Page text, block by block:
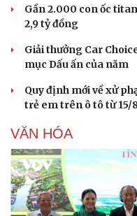
Gần 2.000 con ốc
2,9 tỷ đồng
Giải thưởng Car
mục Dấu ấn của năm
Quy định mới về xử
trẻ em trên ô tô từ 15/
VĂN HÓA